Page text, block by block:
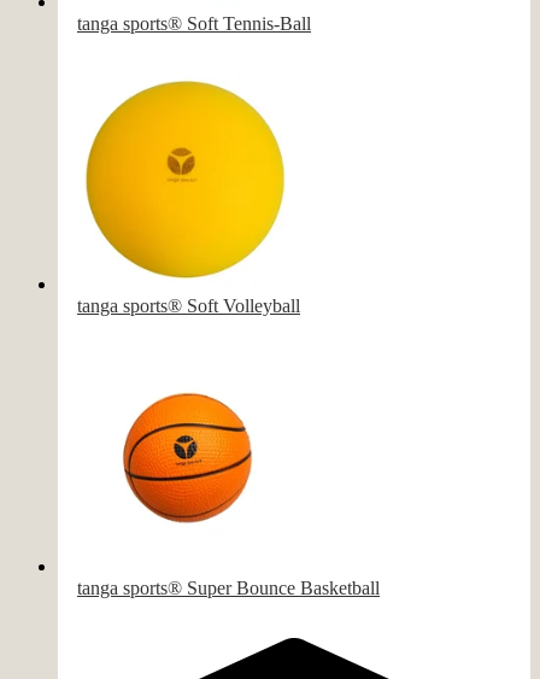
tanga sports® Soft Tennis-Ball
tanga sports® Soft Volleyball
tanga sports® Super Bounce Basketball